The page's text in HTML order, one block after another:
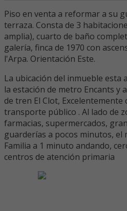
Piso en venta a reformar a su
terraza. Consta de 3
amplia), cuarto de baño
galería, finca de 1970 con
l'Arpa. Orientación Este.
La ubicación del inmueble esta
la estación de metro Encants y
de tren El Clot,
transporte público . Al lado de
farmacias, supermercados,
guarderías a pocos minutos, el
Familia a 1 minuto andando,
centros de atención primaria